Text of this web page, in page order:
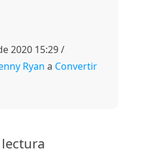
2020 15:29 /
Ryan a Convertir